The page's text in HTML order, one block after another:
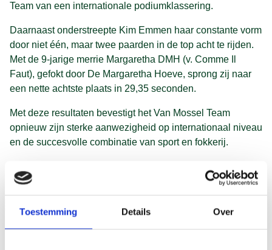
Toestemming Details Over
Team van een internationale podiumklassering.
Daarnaast onderstreepte Kim Emmen haar constante vorm
door niet één, maar twee paarden in de top acht te rijden.
Met de 9-jarige merrie Margaretha DMH (v. Comme Il
Faut), gefokt door De Margaretha Hoeve, sprong zij naar
een nette achtste plaats in 29,35 seconden.
Met deze resultaten bevestigt het Van Mossel Team
opnieuw zijn sterke aanwezigheid op internationaal niveau
en de succesvolle combinatie van sport en fokkerij.
https://equtelex.com/en/class/12235